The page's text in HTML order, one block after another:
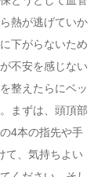
熱が逃げていか
下がらないため
不安を感じない
整えたらにベッ
まずは、頭頂部
4本の指先や手
て、気持ちよい